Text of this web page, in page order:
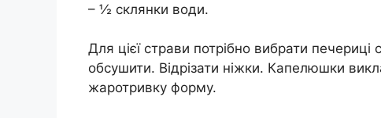
– ½ склянки води.
Для цієї страви потрібно вибрати печериці
обсушити. Відрізати ніжки. Капелюшки
жаротривку форму.